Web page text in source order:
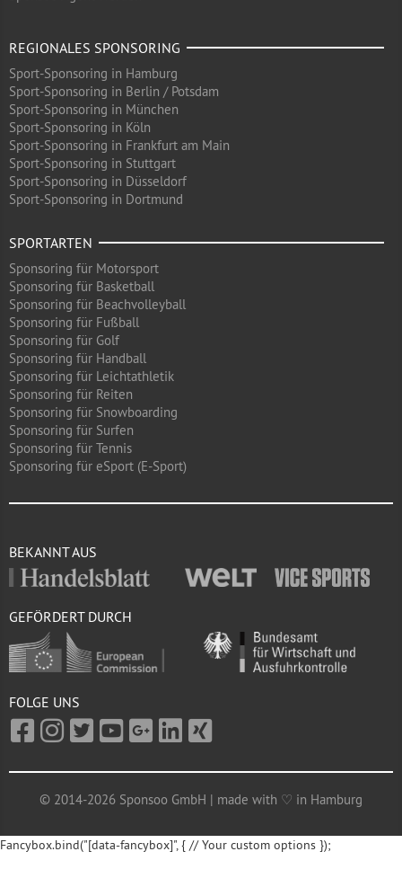
REGIONALES SPONSORING
Sport-Sponsoring in Hamburg
Sport-Sponsoring in Berlin / Potsdam
Sport-Sponsoring in München
Sport-Sponsoring in Köln
Sport-Sponsoring in Frankfurt am Main
Sport-Sponsoring in Stuttgart
Sport-Sponsoring in Düsseldorf
Sport-Sponsoring in Dortmund
SPORTARTEN
Sponsoring für Motorsport
Sponsoring für Basketball
Sponsoring für Beachvolleyball
Sponsoring für Fußball
Sponsoring für Golf
Sponsoring für Handball
Sponsoring für Leichtathletik
Sponsoring für Reiten
Sponsoring für Snowboarding
Sponsoring für Surfen
Sponsoring für Tennis
Sponsoring für eSport (E-Sport)
BEKANNT AUS
GEFÖRDERT DURCH
FOLGE UNS
© 2014-2026 Sponsoo GmbH | made with ♡ in Hamburg
Fancybox.bind("[data-fancybox]", { // Your custom options });